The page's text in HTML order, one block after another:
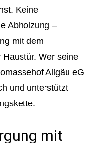
Keine
Abholzung –
mit dem
Wer seine
Allgäu eG
und unterstützt
mit